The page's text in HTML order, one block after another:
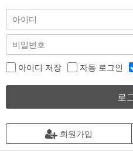
아이디 저장 자동 로그인
로
회원가입